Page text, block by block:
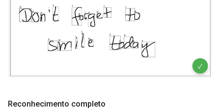
Reconhecimento completo